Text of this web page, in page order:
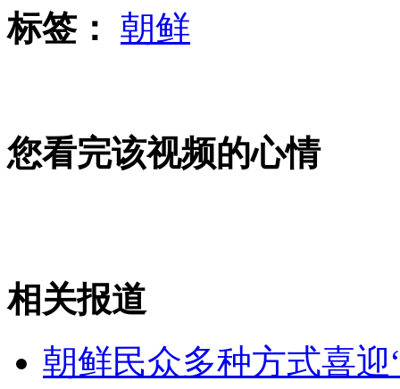
韩联社：金正恩半月未公开露面
女孩北京地铁殴打老人 痛下狠手拳打脚踢
标签： 朝鲜
您看完该视频的心情
相关报道
朝鲜民众多种方式喜迎